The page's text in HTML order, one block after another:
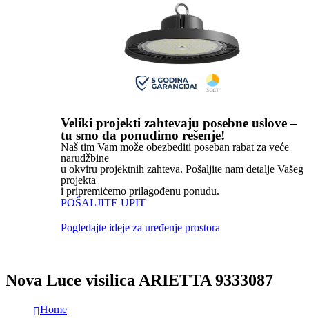
Veliki projekti zahtevaju posebne uslove –
tu smo da ponudimo rešenje!
Naš tim Vam može obezbediti poseban rabat za veće
narudžbine
u okviru projektnih zahteva. Pošaljite nam detalje Vašeg
projekta
i pripremićemo prilagođenu ponudu.
POŠALJITE UPIT
Pogledajte ideje za uređenje prostora
Nova Luce visilica ARIETTA 9333087
Home